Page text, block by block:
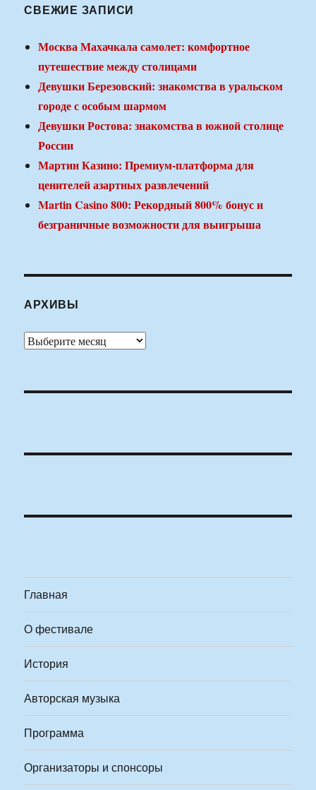
СВЕЖИЕ ЗАПИСИ
Москва Махачкала самолет: комфортное
путешествие между столицами
Девушки Березовский: знакомства в уральском
городе с особым шармом
Девушки Ростова: знакомства в южной столице
России
Мартин Казино: Премиум-платформа для
ценителей азартных развлечений
Martin Casino 800: Рекордный 800% бонус и
безграничные возможности для выигрыша
АРХИВЫ
Архивы
Главная
О фестивале
История
Авторская музыка
Программа
Организаторы и спонсоры